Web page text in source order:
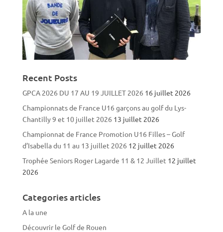
Recent Posts
GPCA 2026 DU 17 AU 19 JUILLET 2026 16 juillet 2026
Championnats de France U16 garçons au golf du Lys-
Chantilly 9 et 10 juillet 2026 13 juillet 2026
Championnat de France Promotion U16 Filles – Golf
d’Isabella du 11 au 13 juillet 2026 12 juillet 2026
Trophée Seniors Roger Lagarde 11 & 12 Juillet 12 juillet
2026
Categories articles
A la une
Découvrir le Golf de Rouen